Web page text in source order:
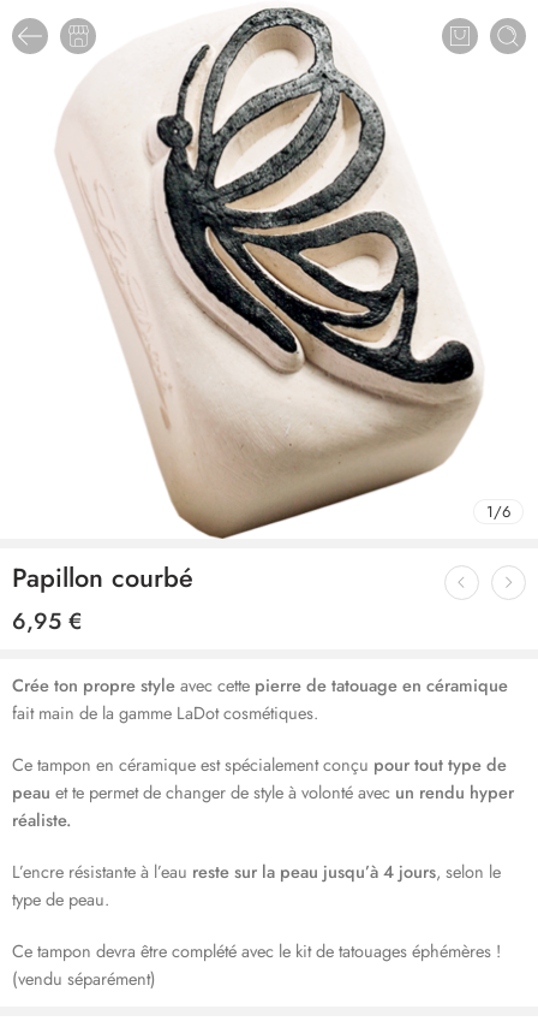
1/6
Papillon courbé
6,95 €
Crée ton propre styleavec cette pierre de tatouage en céramique
fait main de la gamme LaDot cosmétiques.
Ce tampon en céramique est spécialement conçu pour tout type de
peau et te permet de changer de style à volonté avec un rendu hyper
réaliste.
L’encre résistante à l’eau reste sur la peau jusqu’à 4 jours, selon le
type de peau.
Ce tampon devra être complété avec le kit de tatouages éphémères !
(vendu séparément)